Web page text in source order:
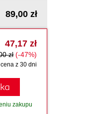
89,00 zł
47,17 zł
zł (-47%)
z 30 dni
zakupu